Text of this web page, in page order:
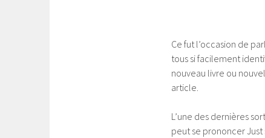
Ce fut l’occasion de
tous si facilement
nouveau livre ou
article.
L’une des dernières
peut se prononcer Just